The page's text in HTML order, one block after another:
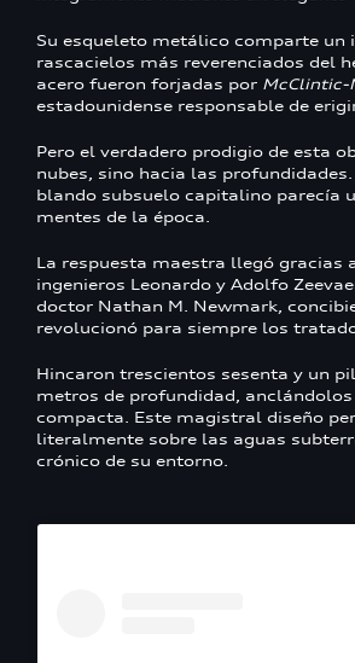
Su esqueleto metálico comparte un
rascacielos más reverenciados del
acero fueron forjadas por
estadounidense responsable de
Pero el verdadero prodigio de esta
nubes, sino hacia las
blando subsuelo capitalino parecía
mentes de la época.
La respuesta maestra llegó gracias
ingenieros Leonardo y Adolfo
doctor Nathan M. Newmark,
revolucionó para siempre los
Hincaron trescientos sesenta y un
metros de profundidad,
compacta. Este magistral diseño
literalmente sobre las aguas
crónico de su entorno.